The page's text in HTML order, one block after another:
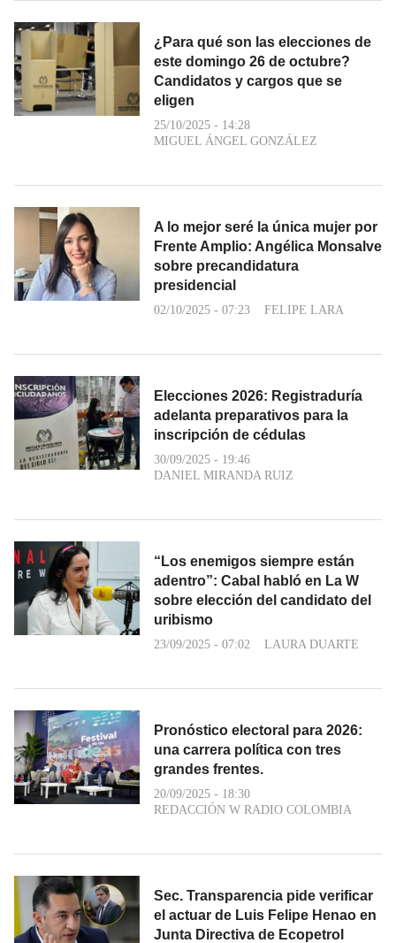
¿Para qué son las elecciones de
este domingo 26 de octubre?
Candidatos y cargos que se
eligen
25/10/2025 - 14:28
MIGUEL ÁNGEL GONZÁLEZ
A lo mejor seré la única mujer por
Frente Amplio: Angélica Monsalve
sobre precandidatura
presidencial
02/10/2025 - 07:23 FELIPE LARA
Elecciones 2026: Registraduría
adelanta preparativos para la
inscripción de cédulas
30/09/2025 - 19:46
DANIEL MIRANDA RUIZ
“Los enemigos siempre están
adentro”: Cabal habló en La W
sobre elección del candidato del
uribismo
23/09/2025 - 07:02 LAURA DUARTE
Pronóstico electoral para 2026:
una carrera política con tres
grandes frentes.
20/09/2025 - 18:30
REDACCIÓN W RADIO COLOMBIA
Sec. Transparencia pide verificar
el actuar de Luis Felipe Henao en
Junta Directiva de Ecopetrol